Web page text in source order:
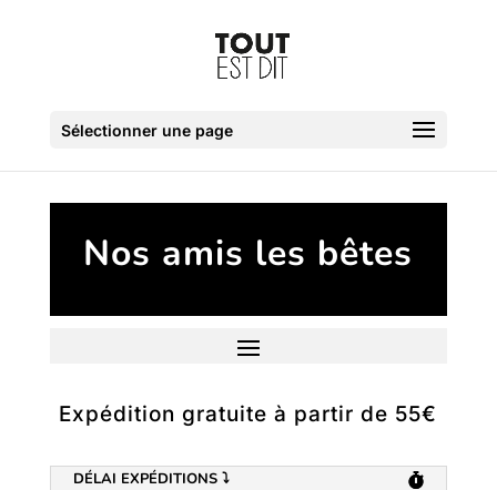
Sélectionner une page
Nos amis les bêtes
Expédition gratuite à partir de 55€
DÉLAI EXPÉDITIONS ⤵️